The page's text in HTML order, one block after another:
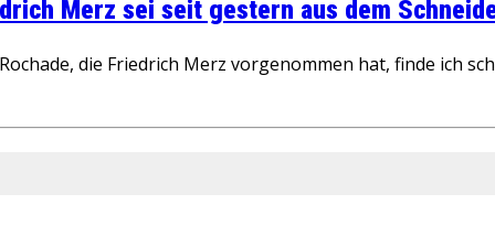
Merz sei seit gestern aus dem
die Friedrich Merz vorgenommen hat, finde ich